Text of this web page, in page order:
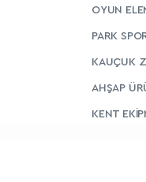
OYUN
PARK
KAUÇUK
AHŞAP
KENT